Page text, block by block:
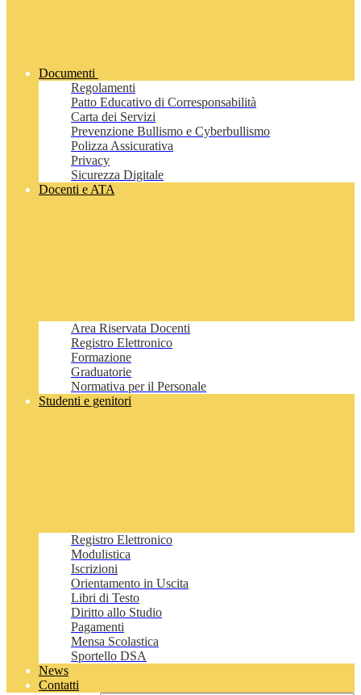
Documenti
Regolamenti
Patto Educativo di Corresponsabilità
Carta dei Servizi
Prevenzione Bullismo e Cyberbullismo
Polizza Assicurativa
Privacy
Sicurezza Digitale
Docenti e ATA
Area Riservata Docenti
Registro Elettronico
Formazione
Graduatorie
Normativa per il Personale
Studenti e genitori
Registro Elettronico
Modulistica
Iscrizioni
Orientamento in Uscita
Libri di Testo
Diritto allo Studio
Pagamenti
Mensa Scolastica
Sportello DSA
News
Contatti